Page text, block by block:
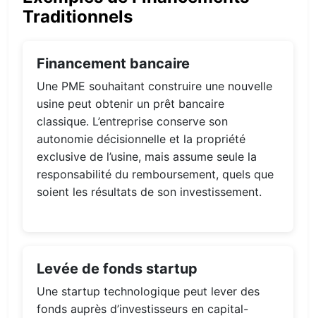
Traditionnels
Financement bancaire
Une PME souhaitant construire une nouvelle
usine peut obtenir un prêt bancaire
classique. L’entreprise conserve son
autonomie décisionnelle et la propriété
exclusive de l’usine, mais assume seule la
responsabilité du remboursement, quels que
soient les résultats de son investissement.
Levée de fonds startup
Une startup technologique peut lever des
fonds auprès d’investisseurs en capital-